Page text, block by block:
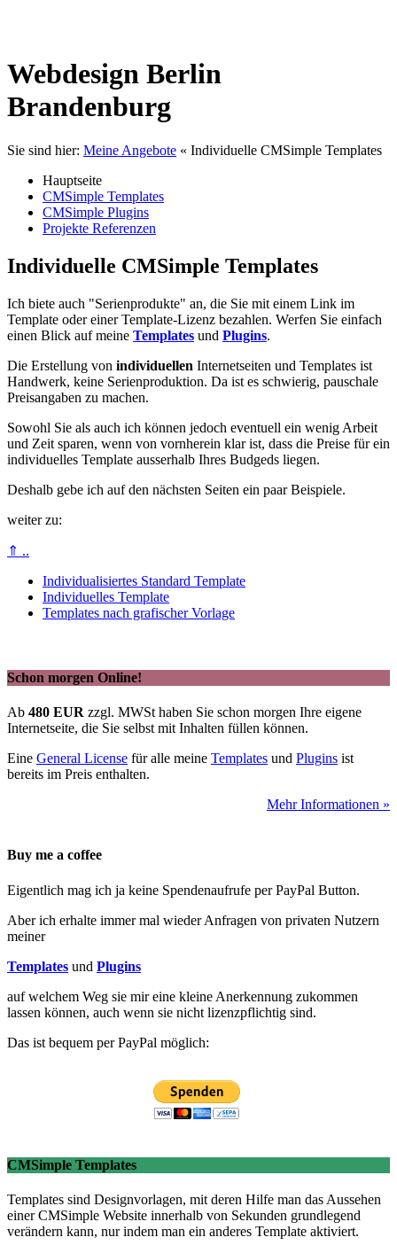
Webdesign Berlin
Brandenburg
Sie sind hier: Meine Angebote « Individuelle CMSimple Templates
Hauptseite
CMSimple Templates
CMSimple Plugins
Projekte Referenzen
Individuelle CMSimple Templates
Ich biete auch "Serienprodukte" an, die Sie mit einem Link im
Template oder einer Template-Lizenz bezahlen. Werfen Sie einfach
einen Blick auf meine Templates und Plugins.
Die Erstellung von individuellen Internetseiten und Templates ist
Handwerk, keine Serienproduktion. Da ist es schwierig, pauschale
Preisangaben zu machen.
Sowohl Sie als auch ich können jedoch eventuell ein wenig Arbeit
und Zeit sparen, wenn von vornherein klar ist, dass die Preise für ein
individuelles Template ausserhalb Ihres Budgeds liegen.
Deshalb gebe ich auf den nächsten Seiten ein paar Beispiele.
weiter zu:
⇑ ..
Individualisiertes Standard Template
Individuelles Template
Templates nach grafischer Vorlage
Schon morgen Online!
Ab 480 EUR zzgl. MWSt haben Sie schon morgen Ihre eigene
Internetseite, die Sie selbst mit Inhalten füllen können.
Eine General License für alle meine Templates und Plugins ist
bereits im Preis enthalten.
Mehr Informationen »
Buy me a coffee
Eigentlich mag ich ja keine Spendenaufrufe per PayPal Button.
Aber ich erhalte immer mal wieder Anfragen von privaten Nutzern
meiner
Templates und Plugins
auf welchem Weg sie mir eine kleine Anerkennung zukommen
lassen können, auch wenn sie nicht lizenzpflichtig sind.
Das ist bequem per PayPal möglich:
CMSimple Templates
Templates sind Designvorlagen, mit deren Hilfe man das Aussehen
einer CMSimple Website innerhalb von Sekunden grundlegend
verändern kann, nur indem man ein anderes Template aktiviert.